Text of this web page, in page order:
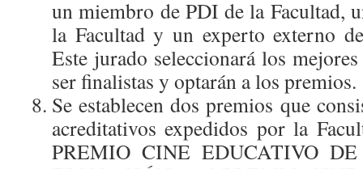
un miembro de PDI de la Facultad,
la Facultad y un experto externo
Este jurado seleccionará los
ser finalistas y optarán a los premios.
Se establecen dos premios que
acreditativos expedidos por la
PREMIO CINE EDUCATIVO